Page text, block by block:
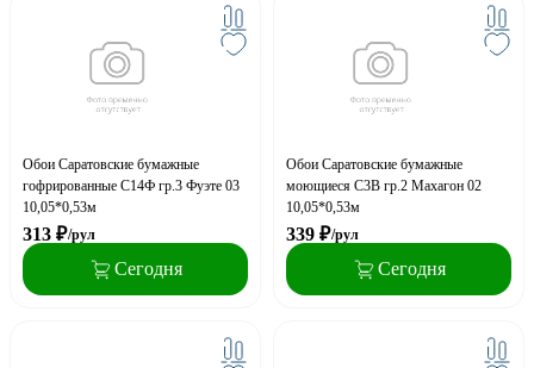
Обои Саратовские бумажные
гофрированные С14Ф гр.3 Фуэте 03
10,05*0,53м
313 ₽/рул
Сегодня
Обои Саратовские бумажные
моющиеся С3В гр.2 Махагон 02
10,05*0,53м
339 ₽/рул
Сегодня